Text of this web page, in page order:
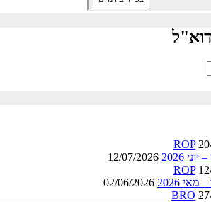
2026
12/07/2026
2026
02/06/2026